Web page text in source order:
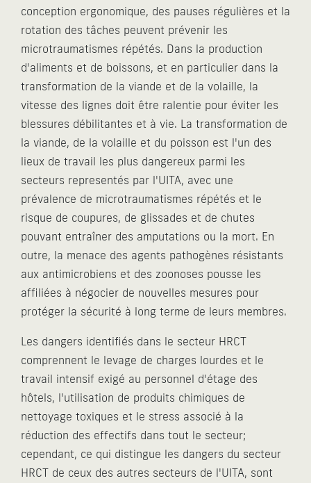
conception ergonomique, des pauses régulières et la
rotation des tâches peuvent prévenir les
microtraumatismes répétés. Dans la production
d'aliments et de boissons, et en particulier dans la
transformation de la viande et de la volaille, la
vitesse des lignes doit être ralentie pour éviter les
blessures débilitantes et à vie. La transformation de
la viande, de la volaille et du poisson est l'un des
lieux de travail les plus dangereux parmi les
secteurs representés par l'UITA, avec une
prévalence de microtraumatismes répétés et le
risque de coupures, de glissades et de chutes
pouvant entraîner des amputations ou la mort. En
outre, la menace des agents pathogènes résistants
aux antimicrobiens et des zoonoses pousse les
affiliées à négocier de nouvelles mesures pour
protéger la sécurité à long terme de leurs membres.
Les dangers identifiés dans le secteur HRCT
comprennent le levage de charges lourdes et le
travail intensif exigé au personnel d'étage des
hôtels, l'utilisation de produits chimiques de
nettoyage toxiques et le stress associé à la
réduction des effectifs dans tout le secteur;
cependant, ce qui distingue les dangers du secteur
HRCT de ceux des autres secteurs de l'UITA, sont